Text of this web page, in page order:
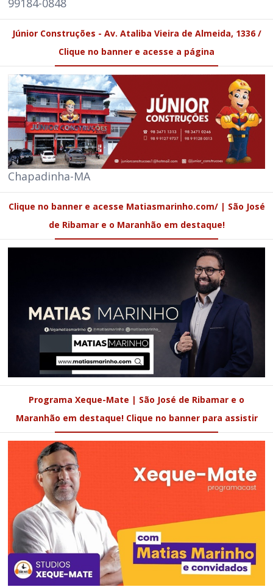
Chapadinha-MA
Clique no banner e acesse Matiasmarinho.com/ | São José
de Ribamar e o Maranhão em destaque!
Programa Xeque-Mate | São José de Ribamar e o
Maranhão em destaque! Clique no banner para assistir
POSTO SANÇÃO 03 - Av. Raimundo Oliveira, Areal
Chapadinha